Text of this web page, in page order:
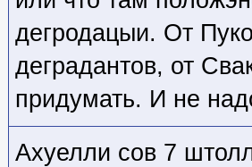
дегродацыи. От
деградантов, от
придумать. И не
Ахуелли сов 7